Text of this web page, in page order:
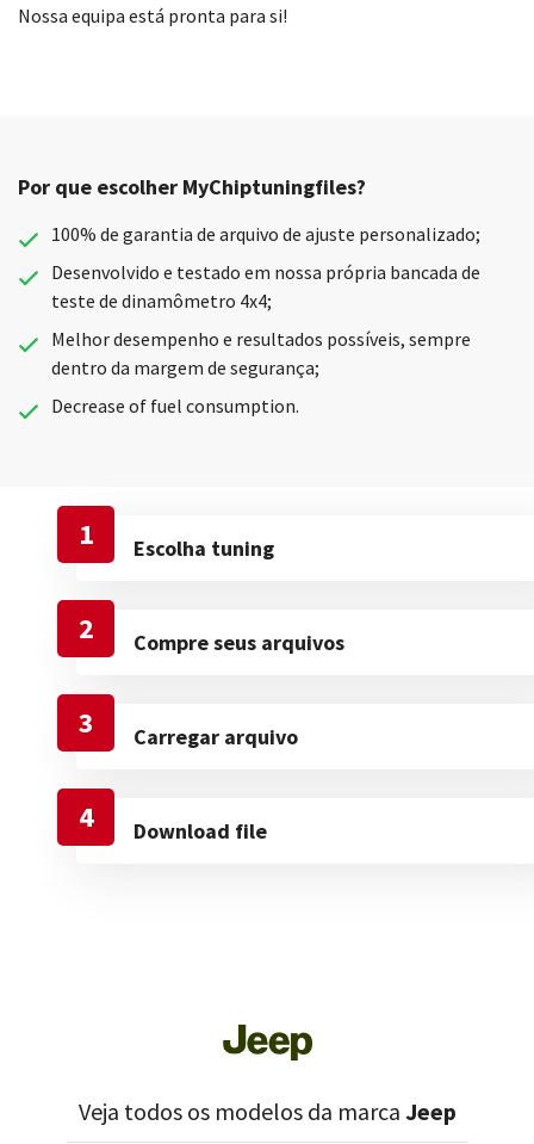
Nossa equipa está pronta para si!
Por que escolher MyChiptuningfiles?
100% de garantia de arquivo de ajuste personalizado;
Desenvolvido e testado em nossa própria bancada de
teste de dinamômetro 4x4;
Melhor desempenho e resultados possíveis, sempre
dentro da margem de segurança;
Decrease of fuel consumption.
1 Escolha tuning
2 Compre seus arquivos
3 Carregar arquivo
4 Download file
Veja todos os modelos da marca Jeep